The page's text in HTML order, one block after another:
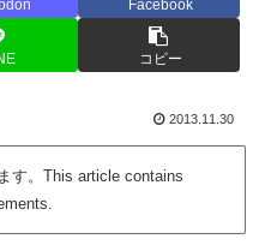
Facebook
コピー
2013.11.30
す。This article contains